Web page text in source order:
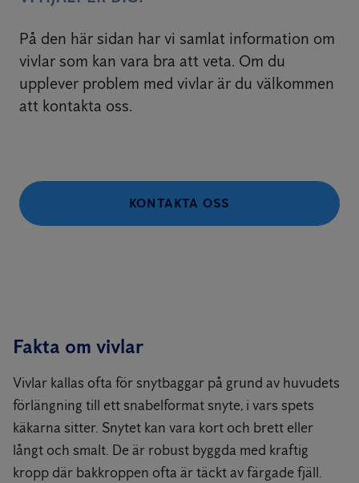
På den här sidan har vi samlat information om
vivlar som kan vara bra att veta. Om du
upplever problem med vivlar är du välkommen
att kontakta oss.
KONTAKTA OSS
Fakta om vivlar
Vivlar kallas ofta för snytbaggar på grund av huvudets
förlängning till ett snabelformat snyte, i vars spets
käkarna sitter. Snytet kan vara kort och brett eller
långt och smalt. De är robust byggda med kraftig
kropp där bakkroppen ofta är täckt av färgade fjäll.